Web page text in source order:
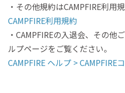
・その他規約はCAMPFIRE利用
CAMPFIRE利用規約
・CAMPFIREの入退会、その他
ルプページをご覧ください。
CAMPFIRE ヘルプ > CAMPFIRE